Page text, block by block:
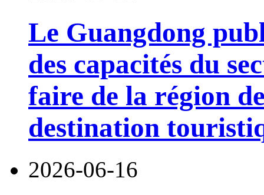
Le Guangdong
des capacités du
faire de la région
destination
2026-06-16